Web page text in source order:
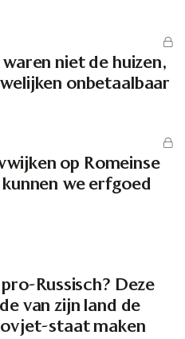
niet de huizen,
onbetaalbaar
op Romeinse
we erfgoed
Russisch? Deze
van zijn land de
staat maken